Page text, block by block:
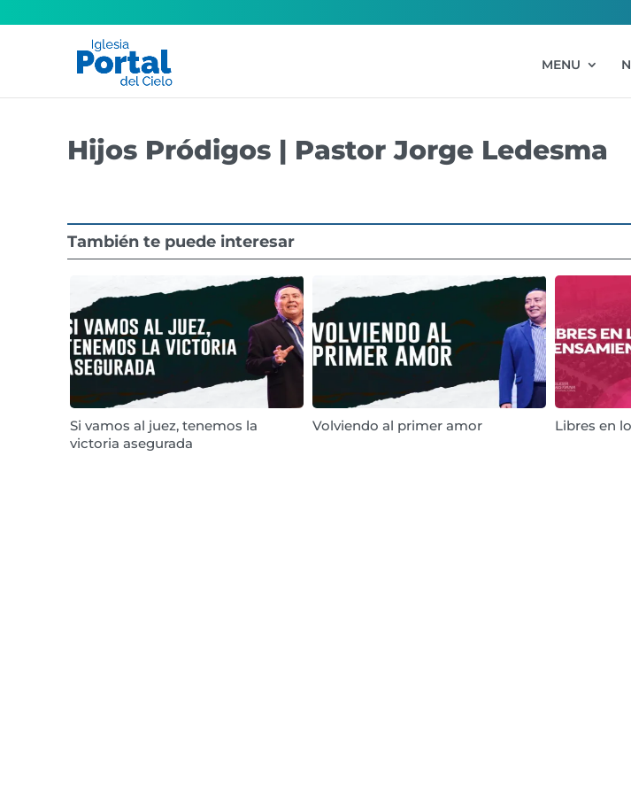
MENU
Hijos Pródigos | Pastor Jorge Ledesma
También te puede interesar
Si vamos al juez, tenemos la
victoria asegurada
Volviendo al primer amor Libres en